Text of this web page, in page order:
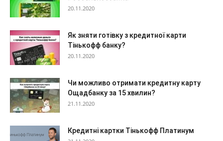
20.11.2020
Як зняти готівку з кредитної карти
Тінькофф банку?
20.11.2020
Чи можливо отримати кредитну карту
Ощадбанку за 15 хвилин?
21.11.2020
Кредитні картки Тінькофф Платинум